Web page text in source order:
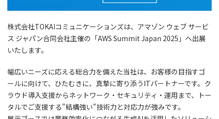
株式会社TOKAIコミュニケーションズは、アマゾン ウェブ サービ
ス ジャパン合同会社主催の「AWS Summit Japan 2025」へ出展
いたします。
幅広いニーズに応える総合⼒を備えた当社は、お客様の⽬指すゴ
ールに向けて、ひたむきに、真摯に寄り添うITパートナーです。ク
ラウド導⼊⽀援からネットワーク・セキュリティ・運⽤まで、トー
タルでご⽀援する"結構強い"技術⼒と対応⼒が強みです。